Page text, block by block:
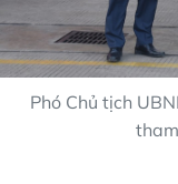
Phó Chủ tịch